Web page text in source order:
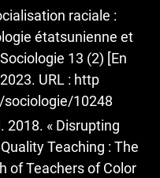
raciale :
étatsunienne et
13 (2) [En
URL : http
10248
2018. « Disrupting
Teaching : The
of Teachers of Color